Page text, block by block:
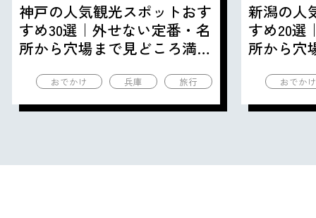
神戸の人気観光スポットおす
すめ30選｜外せない定番・名
所から穴場まで見どころ満載
おでかけ 兵庫 旅行
新潟の人
すめ20選
所から穴
おでか